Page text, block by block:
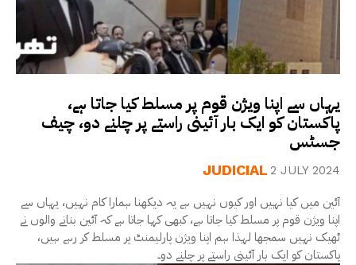
یہاں سے اپنا ویژن قوم پر مسلط کیا جاتا ہے،
پاکستان کو ایک بار آئینی راستے پر چلنے دو، چیف
جسٹس
JUDICIAL 2 JULY 2024
آئین میں کیا نہیں اور کیوں نہیں ہے یہ دیکھنا ہمارا کام نہیں، یہاں سے
اپنا ویژن قوم پر مسلط کیا جاتا ہے، کبھی کہا جاتا ہے کہ آئین بنانے والوں نے
ٹھیک نہیں سمجھا لہذا ہم اپنا ویژن پارلیمنٹ پر مسلط کر رہے ہیں،
پاکستان کو ایک بار آئینی راستے پر چلنے دو۔